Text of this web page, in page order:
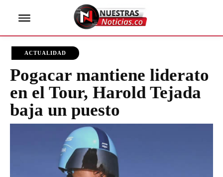
ACTUALIDAD
Pogacar mantiene liderato
en el Tour, Harold Tejada
baja un puesto